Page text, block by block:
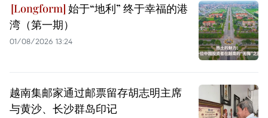
始于“地利” 终于幸福的港
湾（第一期）
01/08/2026 13:24
越南集邮家通过邮票留存胡志明主席
与黄沙、长沙群岛印记